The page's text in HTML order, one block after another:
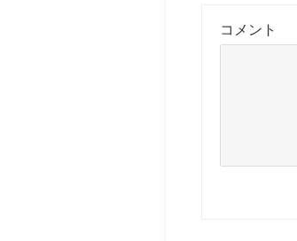
コメント